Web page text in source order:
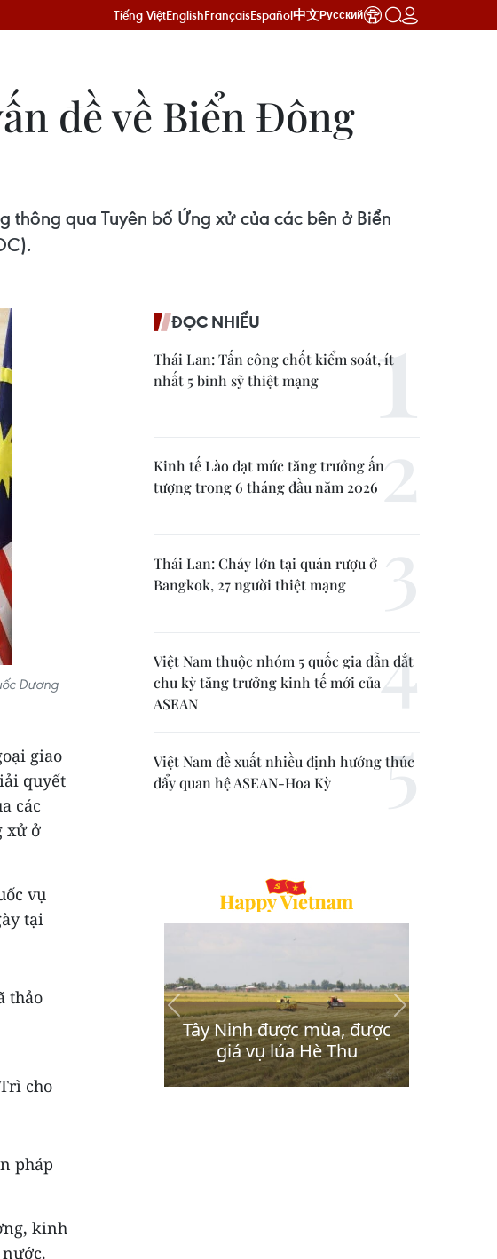
Tiếng ViệtEnglishFrançaisEspañol中文Русский
đề về Biển Đông
qua Tuyên bố Ứng xử của các bên ở Biển
Dương
giao
quyết
các
xử ở
vụ
tại
thảo
cho
pháp
kinh
ĐỌC NHIỀU
Thái Lan: Tấn công chốt kiểm soát, ít
nhất 5 binh sỹ thiệt mạng
Kinh tế Lào đạt mức tăng trưởng ấn
tượng trong 6 tháng đầu năm 2026
Thái Lan: Cháy lớn tại quán rượu ở
Bangkok, 27 người thiệt mạng
Việt Nam thuộc nhóm 5 quốc gia dẫn dắt
chu kỳ tăng trưởng kinh tế mới của
ASEAN
Việt Nam đề xuất nhiều định hướng thúc
đẩy quan hệ ASEAN-Hoa Kỳ